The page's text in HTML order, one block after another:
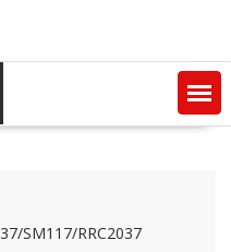
SM117/RRC2037